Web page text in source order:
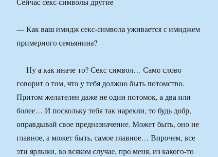
— Как ваш имидж секс-символа уживается с имиджем
примерного семьянина?
— Ну а как иначе-то? Секс-символ… Само слово
говорит о том, что у тебя должно быть потомство.
Притом желателен даже не один потомок, а два или
более… И поскольку тебя так нарекли, то будь добр,
оправдывай свое предназначение. Может быть, оно не
главное, а может быть, самое главное… Впрочем, все
эти ярлыки, во всяком случае, про меня, из какого-то